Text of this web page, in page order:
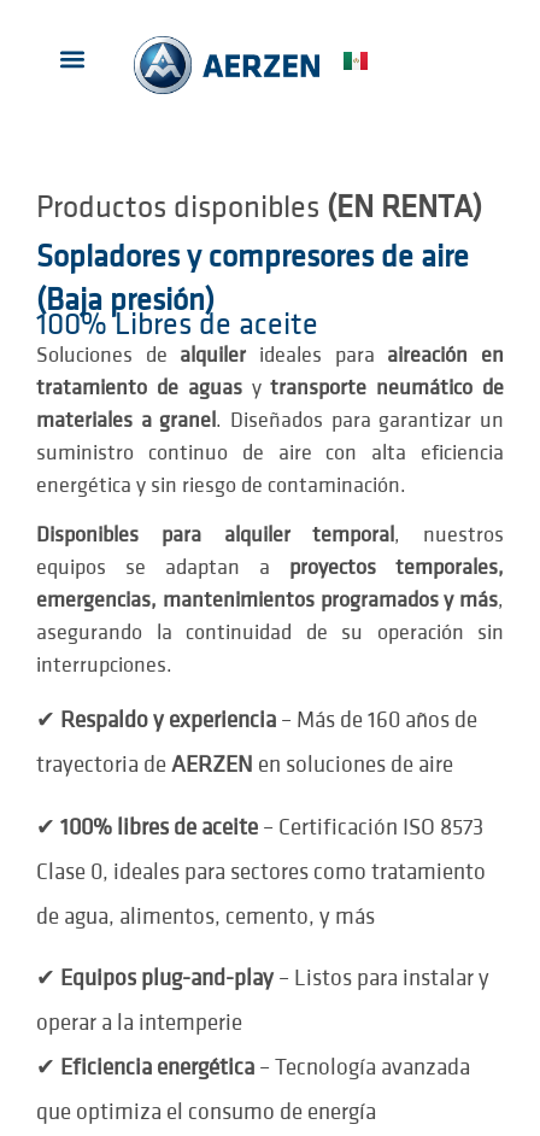
Productos disponibles (EN RENTA)
Sopladores y compresores de aire
(Baja presión)
100% Libres de aceite
Soluciones de alquilerideales para aireación en
tratamiento de aguasytransporte neumático de
materiales a granel . Diseñados para garantizar un
suministro continuo de aire con alta eficiencia
energética y sin riesgo de contaminación.
Disponibles para alquiler temporal , nuestros
equipos se adaptan a proyectos temporales,
emergencias, mantenimientos programados y más,
asegurando la continuidad de su operación sin
interrupciones.
✔ Respaldo y experiencia – Más de 160 años de
trayectoria de AERZEN en soluciones de aire
✔ 100% libres de aceite – Certificación ISO 8573
Clase 0, ideales para sectores como tratamiento
de agua, alimentos, cemento, y más
✔ Equipos plug-and-play– Listos para instalar y
operar a la intemperie
✔ Eficiencia energética – Tecnología avanzada
que optimiza el consumo de energía